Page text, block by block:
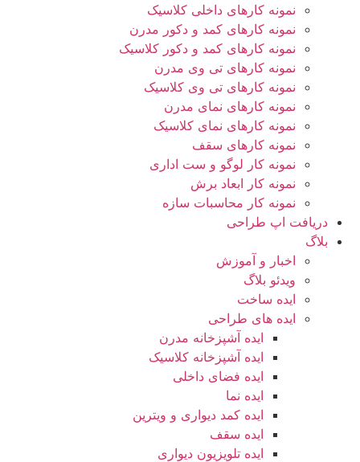
نمونه کارهای داخلی کلاسیک
نمونه کارهای کمد و دکور مدرن
نمونه کارهای کمد و دکور کلاسیک
نمونه کارهای تی وی مدرن
نمونه کارهای تی وی کلاسیک
نمونه کارهای نمای مدرن
نمونه کارهای نمای کلاسیک
نمونه کارهای سقف
نمونه کار لوگو و ست اداری
نمونه کار ابعاد برش
نمونه کار محاسبات سازه
دریافت اپ طراحی
بلاگ
اخبار و آموزش
ویدئو بلاگ
ایده ساخت
ایده های طراحی
ایده آشپزخانه مدرن
ایده آشپزخانه کلاسیک
ایده فضای داخلی
ایده نما
ایده کمد دیواری و ویترین
ایده سقف
ایده تلویزیون دیواری